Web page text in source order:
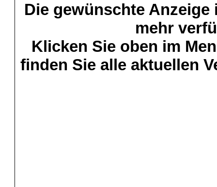
Die gewünschte
mehr
Klicken Sie oben im
finden Sie alle aktuellen